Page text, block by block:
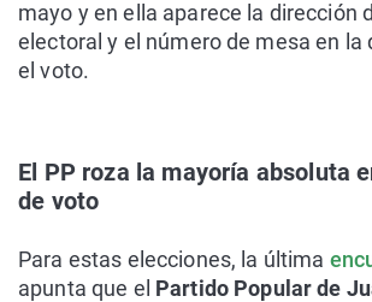
mayo y en ella aparece la dirección
electoral y el número de mesa en la
el voto.
El PP roza la mayoría absoluta
de voto
Para estas elecciones, la última
apunta que el Partido Popular de